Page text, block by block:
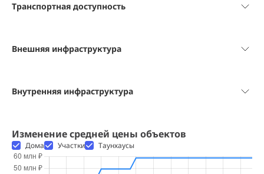
Транспортная доступность
Внешняя инфраструктура
Внутренняя инфраструктура
Изменение средней цены объектов
Дома Участки Таунхаусы